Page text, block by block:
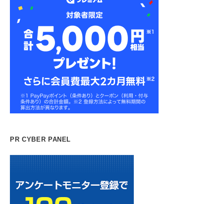
PR CYBER PANEL